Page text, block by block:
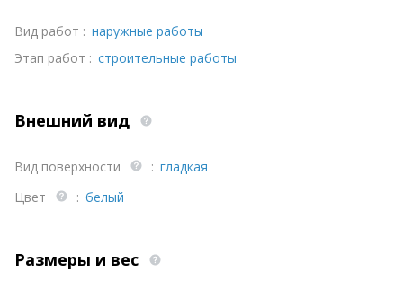
Вид работ : наружные работы
Этап работ : строительные работы
Внешний вид
Вид поверхности : гладкая
Цвет
: белый
Размеры и вес